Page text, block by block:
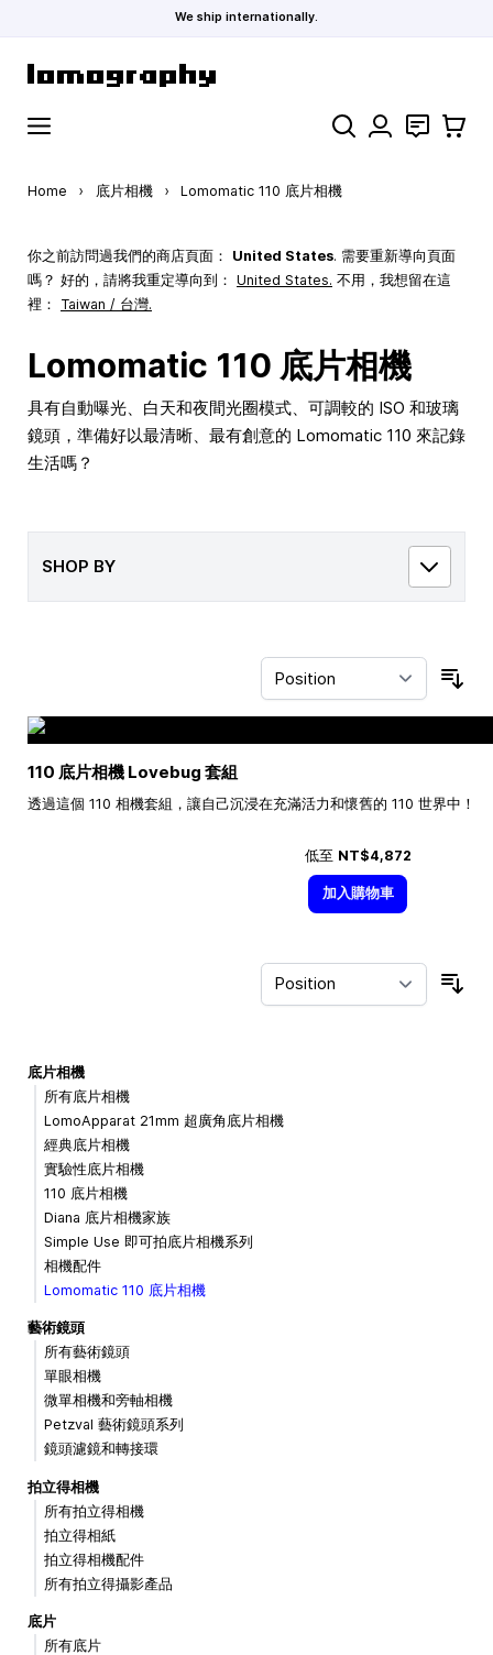
We ship internationally.
Search 聯絡 購物車
Home › 底片相機 › Lomomatic 110 底片相機
你之前訪問過我們的商店頁面： United States. 需要重新導向頁面
嗎？ 好的，請將我重定導向到： United States. 不用，我想留在這
裡： Taiwan / 台灣.
Lomomatic 110 底片相機
具有自動曝光、白天和夜間光圈模式、可調較的 ISO 和玻璃
鏡頭，準備好以最清晰、最有創意的 Lomomatic 110 來記錄
生活嗎？
SHOP BY
110 底片相機 Lovebug 套組
透過這個 110 相機套組，讓自己沉浸在充滿活力和懷舊的 110 世界中！
低至 NT$4,872
加入購物車
底片相機
所有底片相機
LomoApparat 21mm 超廣角底片相機
經典底片相機
實驗性底片相機
110 底片相機
Diana 底片相機家族
Simple Use 即可拍底片相機系列
相機配件
Lomomatic 110 底片相機
藝術鏡頭
所有藝術鏡頭
單眼相機
微單相機和旁軸相機
Petzval 藝術鏡頭系列
鏡頭濾鏡和轉接環
拍立得相機
所有拍立得相機
拍立得相紙
拍立得相機配件
所有拍立得攝影產品
底片
所有底片